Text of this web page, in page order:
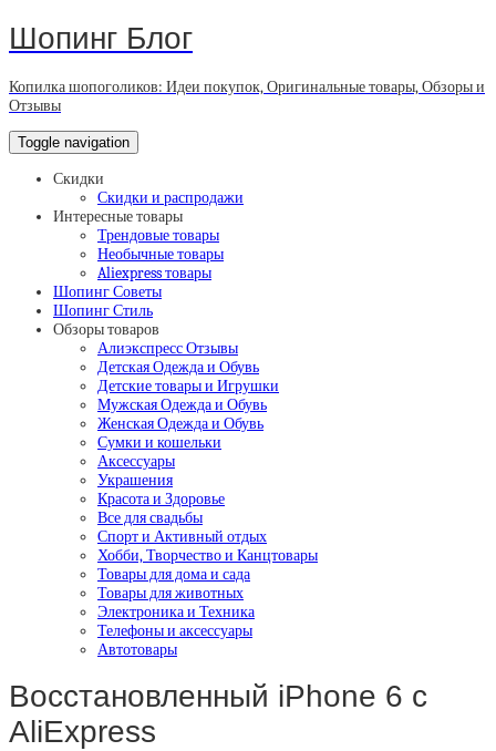
Шопинг Блог
Копилка шопоголиков: Идеи покупок, Оригинальные товары, Обзоры и
Отзывы
Toggle navigation
Скидки
Скидки и распродажи
Интересные товары
Трендовые товары
Необычные товары
Aliexpress товары
Шопинг Советы
Шопинг Стиль
Обзоры товаров
Алиэкспресс Отзывы
Детская Одежда и Обувь
Детские товары и Игрушки
Мужская Одежда и Обувь
Женская Одежда и Обувь
Сумки и кошельки
Аксессуары
Украшения
Красота и Здоровье
Все для свадьбы
Спорт и Активный отдых
Хобби, Творчество и Канцтовары
Товары для дома и сада
Товары для животных
Электроника и Техника
Телефоны и аксессуары
Автотовары
Восстановленный iPhone 6 с
AliExpress